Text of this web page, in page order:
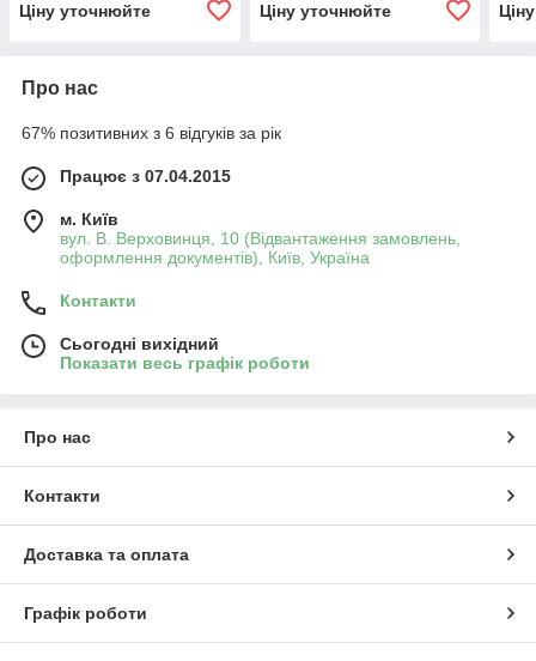
Ціну уточнюйте Ціну уточнюйте
Про нас
67% позитивних з 6 відгуків за рік
Працює з 07.04.2015
м. Київ
вул. В. Верховинця, 10 (Відвантаження замовлень,
оформлення документів), Київ, Україна
Контакти
Сьогодні вихідний
Показати весь графік роботи
Про нас
Контакти
Доставка та оплата
Графік роботи